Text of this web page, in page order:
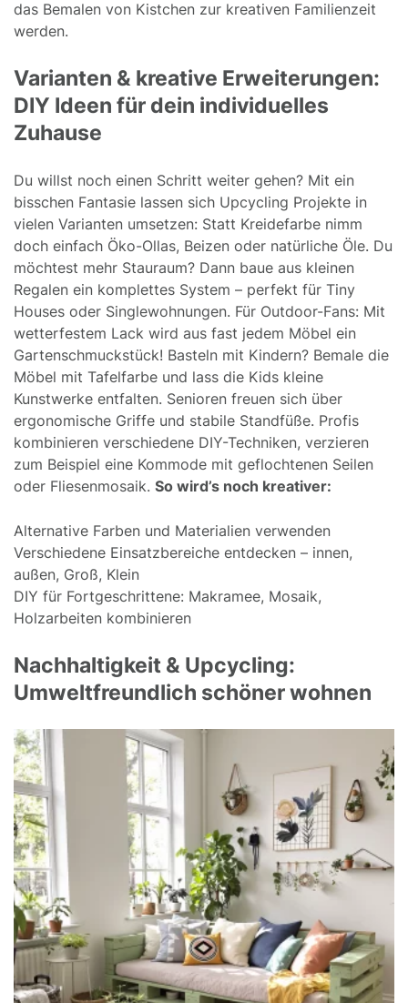
das Bemalen von Kistchen zur kreativen Familienzeit
werden.
Varianten & kreative Erweiterungen:
DIY Ideen für dein individuelles
Zuhause
Du willst noch einen Schritt weiter gehen? Mit ein
bisschen Fantasie lassen sich Upcycling Projekte in
vielen Varianten umsetzen: Statt Kreidefarbe nimm
doch einfach Öko-Ollas, Beizen oder natürliche Öle. Du
möchtest mehr Stauraum? Dann baue aus kleinen
Regalen ein komplettes System – perfekt für Tiny
Houses oder Singlewohnungen. Für Outdoor-Fans: Mit
wetterfestem Lack wird aus fast jedem Möbel ein
Gartenschmuckstück! Basteln mit Kindern? Bemale die
Möbel mit Tafelfarbe und lass die Kids kleine
Kunstwerke entfalten. Senioren freuen sich über
ergonomische Griffe und stabile Standfüße. Profis
kombinieren verschiedene DIY-Techniken, verzieren
zum Beispiel eine Kommode mit geflochtenen Seilen
oder Fliesenmosaik. So wird’s noch kreativer:
Alternative Farben und Materialien verwenden
Verschiedene Einsatzbereiche entdecken – innen,
außen, Groß, Klein
DIY für Fortgeschrittene: Makramee, Mosaik,
Holzarbeiten kombinieren
Nachhaltigkeit & Upcycling:
Umweltfreundlich schöner wohnen